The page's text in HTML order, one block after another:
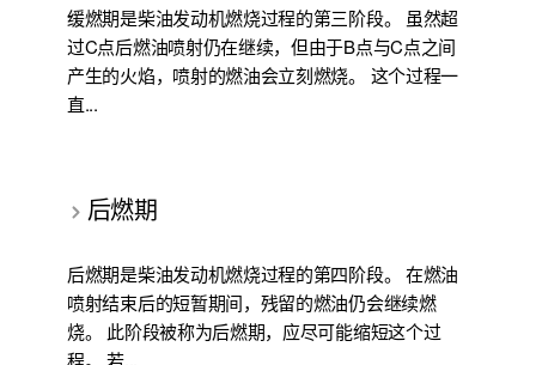
缓燃期是柴油发动机燃烧过程的第三阶段。 虽然超
过C点后燃油喷射仍在继续，但由于B点与C点之间
产生的火焰，喷射的燃油会立刻燃烧。 这个过程一
直...
后燃期
后燃期是柴油发动机燃烧过程的第四阶段。 在燃油
喷射结束后的短暂期间，残留的燃油仍会继续燃
烧。 此阶段被称为后燃期，应尽可能缩短这个过
程。 若...